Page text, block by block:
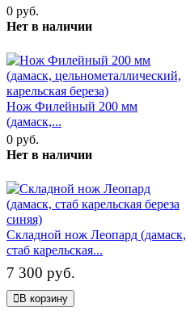
0 руб.
Нет в наличии
Нож Филейный 200 мм
(дамаск,...
0 руб.
Нет в наличии
Складной нож Леопард (дамаск,
стаб карельская...
7 300 руб.
В корзину